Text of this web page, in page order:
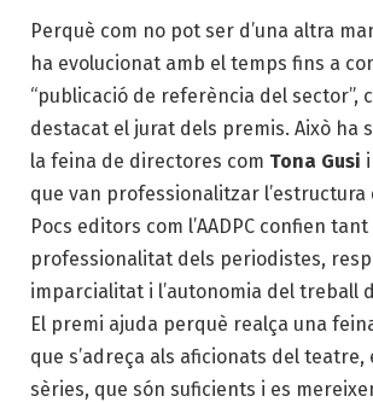
Perquè com no pot ser d’una altra
ha evolucionat amb el temps fins a
“publicació de referència del sector”,
destacat el jurat dels premis. Això ha
la feina de directores com Tona Gusi i
que van professionalitzar l’estructura
Pocs editors com l’AADPC confien
professionalitat dels periodistes,
imparcialitat i l’autonomia del treball
El premi ajuda perquè realça una
que s’adreça als aficionats del teatre,
sèries, que són suficients i es